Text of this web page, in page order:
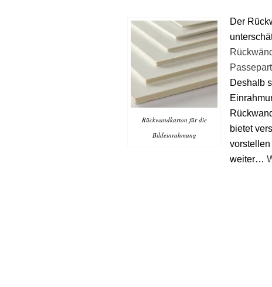
Rückwandkarton für die
Bildeinrahmung
Der
Deshalb
bietet
weiter…